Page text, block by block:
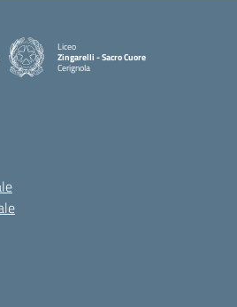
Liceo
Zingarelli - Sacro Cuore
Cerignola
— Visita la pagina iniziale della scuola